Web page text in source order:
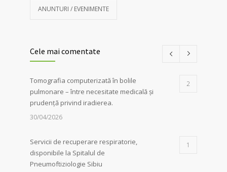
ANUNTURI / EVENIMENTE
Cele mai comentate
Tomografia computerizată în bolile
pulmonare – între necesitate medicală și
prudență privind iradierea.
2
30/04/2026
Servicii de recuperare respiratorie,
disponibile la Spitalul de
Pneumoftiziologie Sibiu
1